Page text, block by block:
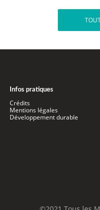
Infos pratiques
Crédits
Mentions légales
Développement durable